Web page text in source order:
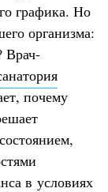
графика. Но
организма:
Врач-
почему
в условиях